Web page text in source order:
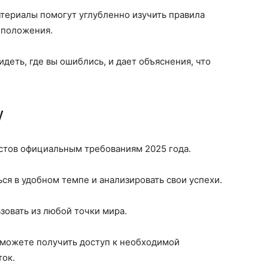
помогут углубленно изучить правила
где вы ошиблись, и дает объяснения, что
официальным требованиям 2025 года.
в удобном темпе и анализировать свои успехи.
из любой точки мира.
получить доступ к необходимой